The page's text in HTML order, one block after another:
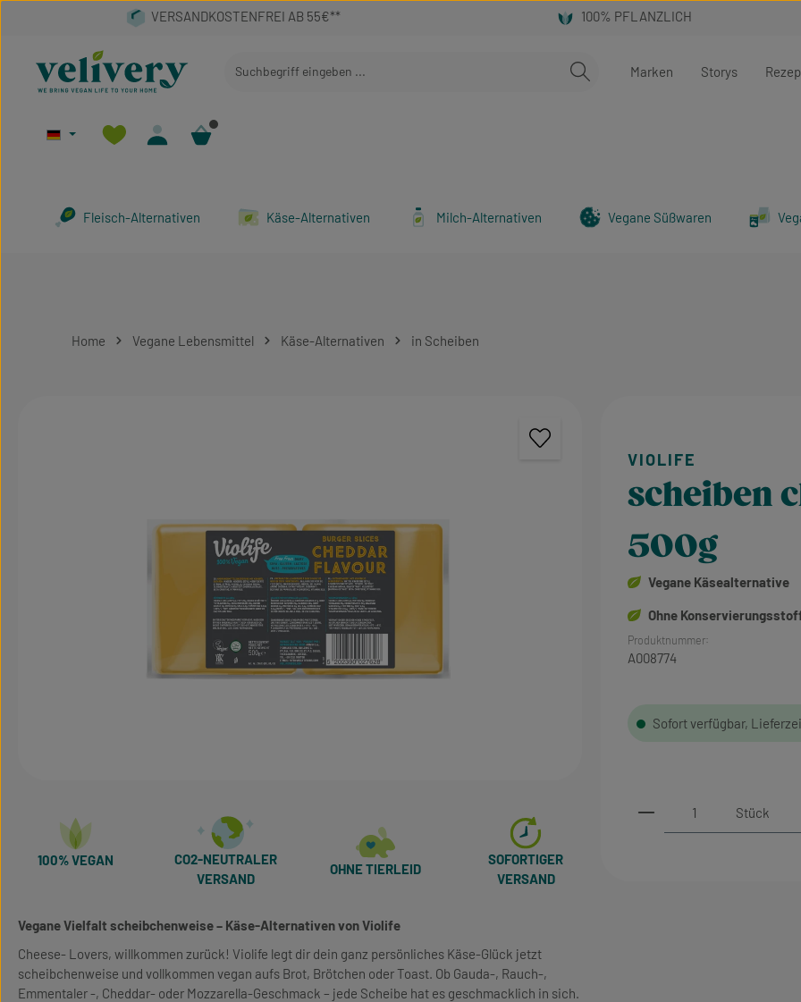
Hauptinhalt springen
Zur Suche springen
Zur Hauptnavigation springen
Marken
Storys
Fleisch-Alternativen Käse-Alternativen Milch-Alternativen Vegane Süßwaren
Home Vegane Lebensmittel Käse-Alternativen in Scheiben
scheiben
500g
Vegane Käsealternative
Ohne
Sofort verfügbar,
Produkt Anzahl:
Stück
Produktnummer:
A008774
100% VEGAN
CO2-NEUTRALER
VERSAND
OHNE TIERLEID
SOFORTIGER
VERSAND
Vegane Vielfalt scheibchenweise – Käse-Alternativen von Violife
Cheese- Lovers, willkommen zurück! Violife legt dir dein ganz persönliches Käse-Glück jetzt
scheibchenweise und vollkommen vegan aufs Brot, Brötchen oder Toast. Ob Gauda-, Rauch-,
Emmentaler -, Cheddar- oder Mozzarella-Geschmack – jede Scheibe hat es geschmacklich in sich.